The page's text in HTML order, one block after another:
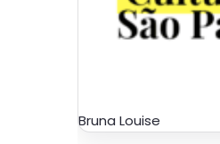
Bruna Louise